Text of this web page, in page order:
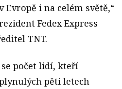
Evropě i na celém světě,“
Fedex Express
TNT.
počet lidí, kteří
pěti letech